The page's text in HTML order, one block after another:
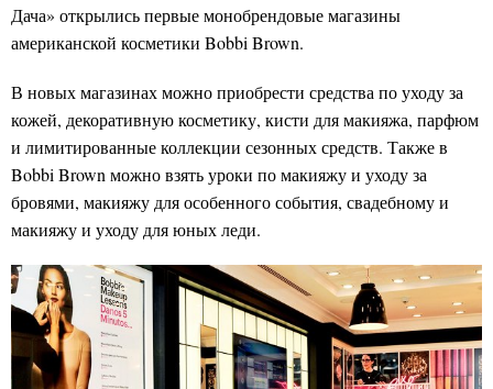
Дача» открылись первые монобрендовые магазины
американской косметики Bobbi Brown.
В новых магазинах можно приобрести средства по уходу за
кожей, декоративную косметику, кисти для макияжа, парфюм
и лимитированные коллекции сезонных средств. Также в
Bobbi Brown можно взять уроки по макияжу и уходу за
бровями, макияжу для особенного события, свадебному и
макияжу и уходу для юных леди.